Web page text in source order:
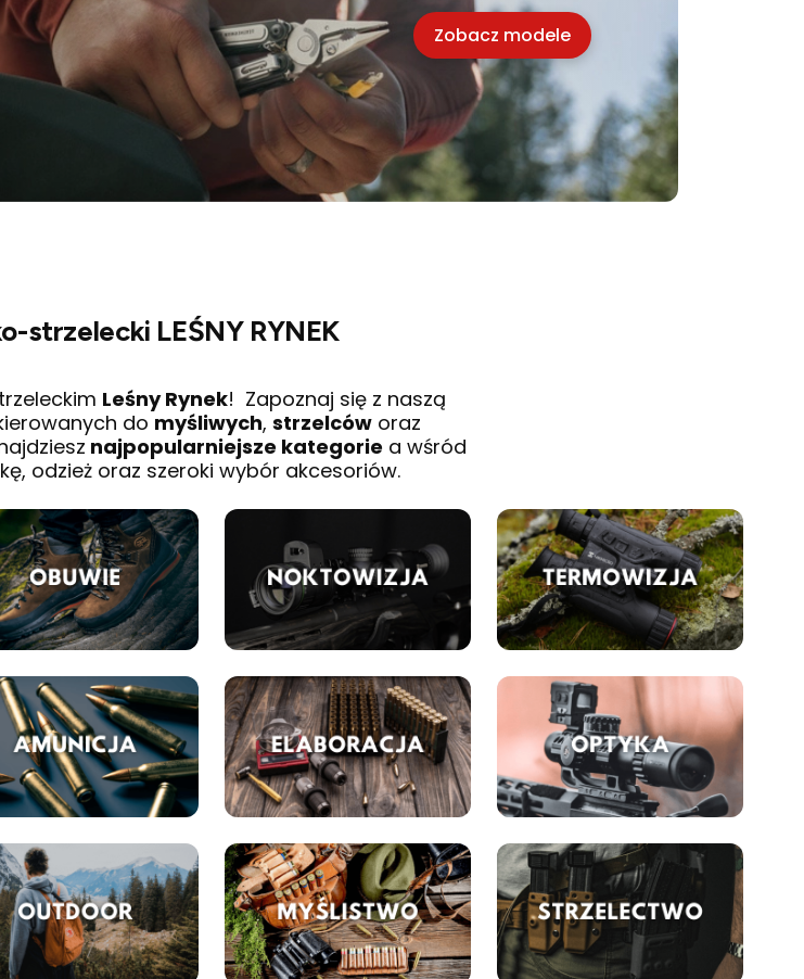
Zobacz modele
strzelecki LEŚNY RYNEK
Leśny Rynek! Zapoznaj się z naszą
do myśliwych, strzelców oraz
najpopularniejsze kategorie a wśród
odzież oraz szeroki wybór akcesoriów.